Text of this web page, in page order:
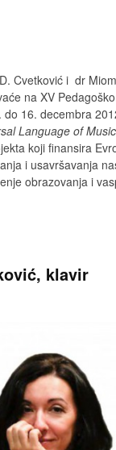
Cvetković i dr
na XV
16. decembra
Language of
koji finansira
i usavršavanja
obrazovanja i
klavir